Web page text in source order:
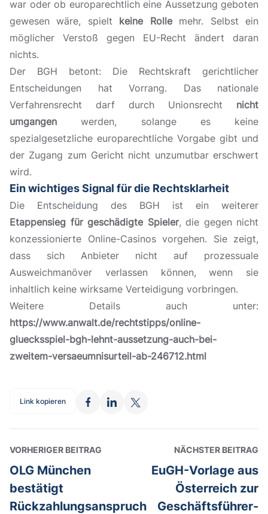
war oder ob europarechtlich eine Aussetzung geboten
gewesen wäre, spielt keine Rollemehr. Selbst ein
möglicher Verstoß gegen EU-Recht ändert daran
nichts.
Der BGH betont: Die Rechtskraft gerichtlicher
Entscheidungen hat Vorrang. Das nationale
Verfahrensrecht darf durch Unionsrecht nicht
umgangen werden, solange es keine
spezialgesetzliche europarechtliche Vorgabe gibt und
der Zugang zum Gericht nicht unzumutbar erschwert
wird.
Ein wichtiges Signal für die Rechtsklarheit
Die Entscheidung des BGH ist ein weiterer
Etappensieg für geschädigte Spieler, die gegen nicht
konzessionierte Online-Casinos vorgehen. Sie zeigt,
dass sich Anbieter nicht auf prozessuale
Ausweichmanöver verlassen können, wenn sie
inhaltlich keine wirksame Verteidigung vorbringen.
Weitere Details auch unter:
https://www.anwalt.de/rechtstipps/online-
gluecksspiel-bgh-lehnt-aussetzung-auch-bei-
zweitem-versaeumnisurteil-ab-246712.html
Link kopieren
VORHERIGER BEITRAG
OLG München
bestätigt
Rückzahlungsanspruch
NÄCHSTER BEITRAG
EuGH-Vorlage aus
Österreich zur
Geschäftsführer-